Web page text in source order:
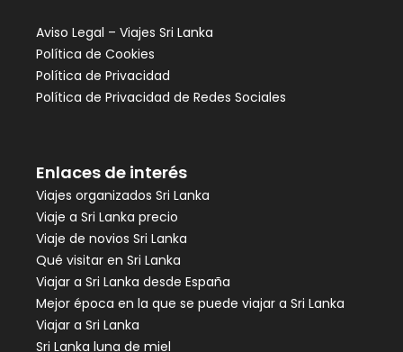
Aviso Legal – Viajes Sri Lanka
Política de Cookies
Política de Privacidad
Política de Privacidad de Redes Sociales
Enlaces de interés
Viajes organizados Sri Lanka
Viaje a Sri Lanka precio
Viaje de novios Sri Lanka
Qué visitar en Sri Lanka
Viajar a Sri Lanka desde España
Mejor época en la que se puede viajar a Sri Lanka
Viajar a Sri Lanka
Sri Lanka luna de miel